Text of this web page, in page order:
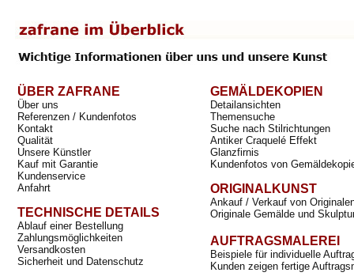
ÜBER ZAFRANE
Über uns
Referenzen / Kundenfotos
Kontakt
Qualität
Unsere Künstler
Kauf mit Garantie
Kundenservice
Anfahrt
TECHNISCHE DETAILS
Ablauf einer Bestellung
Zahlungsmöglichkeiten
Versandkosten
Sicherheit und Datenschutz
GEMÄLDEKOPIEN
Detailansichten
Themensuche
Suche nach Stilrichtungen
Antiker Craquelé Effekt
Glanzfirnis
Kundenfotos von
ORIGINALKUNST
Ankauf / Verkauf von
Originale Gemälde und
AUFTRAGSMALEREI
Beispiele für individuelle
Kunden zeigen fertige